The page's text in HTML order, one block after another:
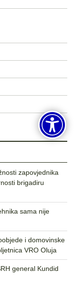
zapovjednika
brigadiru
sama nije
i domovinske
VRO Oluja
general Kundid